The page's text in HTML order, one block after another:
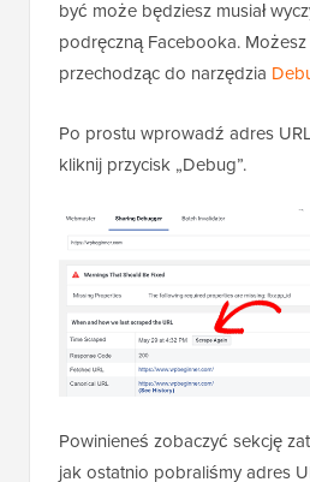
być może będziesz musiał
podręczną Facebooka.
przechodząc do narzędzia
Po prostu wprowadź adres
kliknij przycisk „Debug”.
Powinieneś zobaczyć sekcję
jak ostatnio pobraliśmy adres